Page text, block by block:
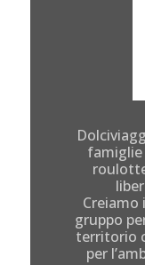
famiglie
gruppo
territorio
per